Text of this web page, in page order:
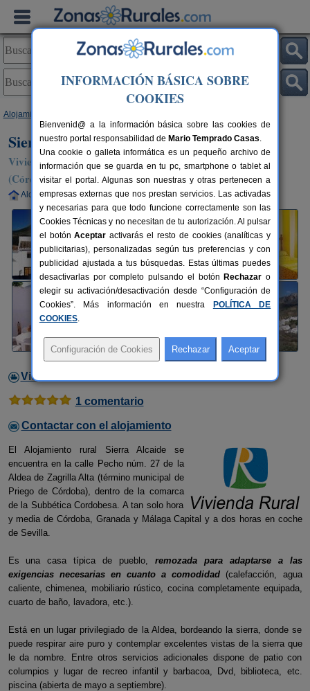
Alojamientos
Sierra Alcaide
Vivienda turística en Zagrilla Alta / Priego de Córdoba
(Córdoba)
Alquiler completo 7 plazas 85 km de Córdoba
Video
1 comentario
Contactar con el alojamiento
El Alojamiento rural Sierra Alcaide se
encuentra en la calle Pecho núm. 27 de la
Aldea de Zagrilla Alta (término municipal de
Priego de Córdoba), dentro de la comarca
de la Subbética Cordobesa. A tan solo hora
y media de Córdoba, Granada y Málaga Capital y a dos horas en coche
de Sevilla.
Es una casa típica de pueblo, remozada para adaptarse a las
exigencias necesarias en cuanto a comodidad (calefacción, agua
caliente, chimenea, mobiliario rústico, cocina completamente equipada,
cuarto de baño, lavadora, etc.).
Está en un lugar privilegiado de la Aldea, bordeando la sierra, donde se
puede respirar aire puro y contemplar excelentes vistas de la sierra que
le da nombre. Entre otros servicios adicionales dispone de patio con
columpios y lugar de recreo infantil y barbacoa, Dvd, biblioteca, etc.
piscina (abierta de mayo a septiembre).
INFORMACIÓN BÁSICA SOBRE
COOKIES
Bienvenid@ a la información básica sobre las cookies de
nuestro portal responsabilidad de Mario Temprado Casas.
Una cookie o galleta informática es un pequeño archivo de
información que se guarda en tu pc, smartphone o tablet al
visitar el portal. Algunas son nuestras y otras pertenecen a
empresas externas que nos prestan servicios. Las activadas
y necesarias para que todo funcione correctamente son las
Cookies Técnicas y no necesitan de tu autorización. Al pulsar
el botónAceptar activarás el resto de cookies (analíticas y
publicitarias), personalizadas según tus preferencias y con
publicidad ajustada a tus búsquedas. Estas últimas puedes
desactivarlas por completo pulsando el botón Rechazar o
elegir su activación/desactivación desde “Configuración de
Cookies”. Más información en nuestra
POLÍTICA DE
COOKIES.